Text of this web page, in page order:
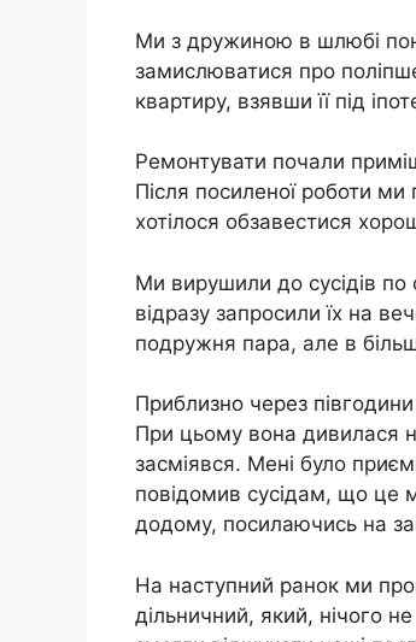
Ми з дружиною в шлюбі
замислюватися про
квартиру, взявши її під
Ремонтувати почали
Після посиленої роботи ми
хотілося обзавестися
Ми вирушили до сусідів
відразу запросили їх на
подружня пара, але в більш
Приблизно через
При цьому вона дивилася
засміявся. Мені було
повідомив сусідам, що це
додому, посилаючись на
На наступний ранок ми
дільничний, який, нічого